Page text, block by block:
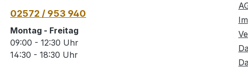
02572 / 953 940
Montag - Freitag
09:00 - 12:30 Uhr
14:30 - 18:30 Uhr